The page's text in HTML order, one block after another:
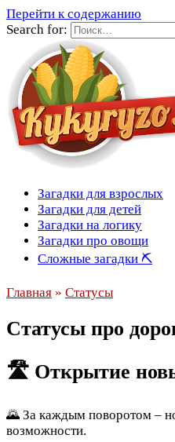
Перейти к содержанию
Search for:
Загадки для взрослых
Загадки для детей
Загадки на логику
Загадки про овощи
Сложные загадки ⛏
Главная » Статусы
Статусы про
🛣 Открытие
🌄 За каждым поворотом –
возможности.